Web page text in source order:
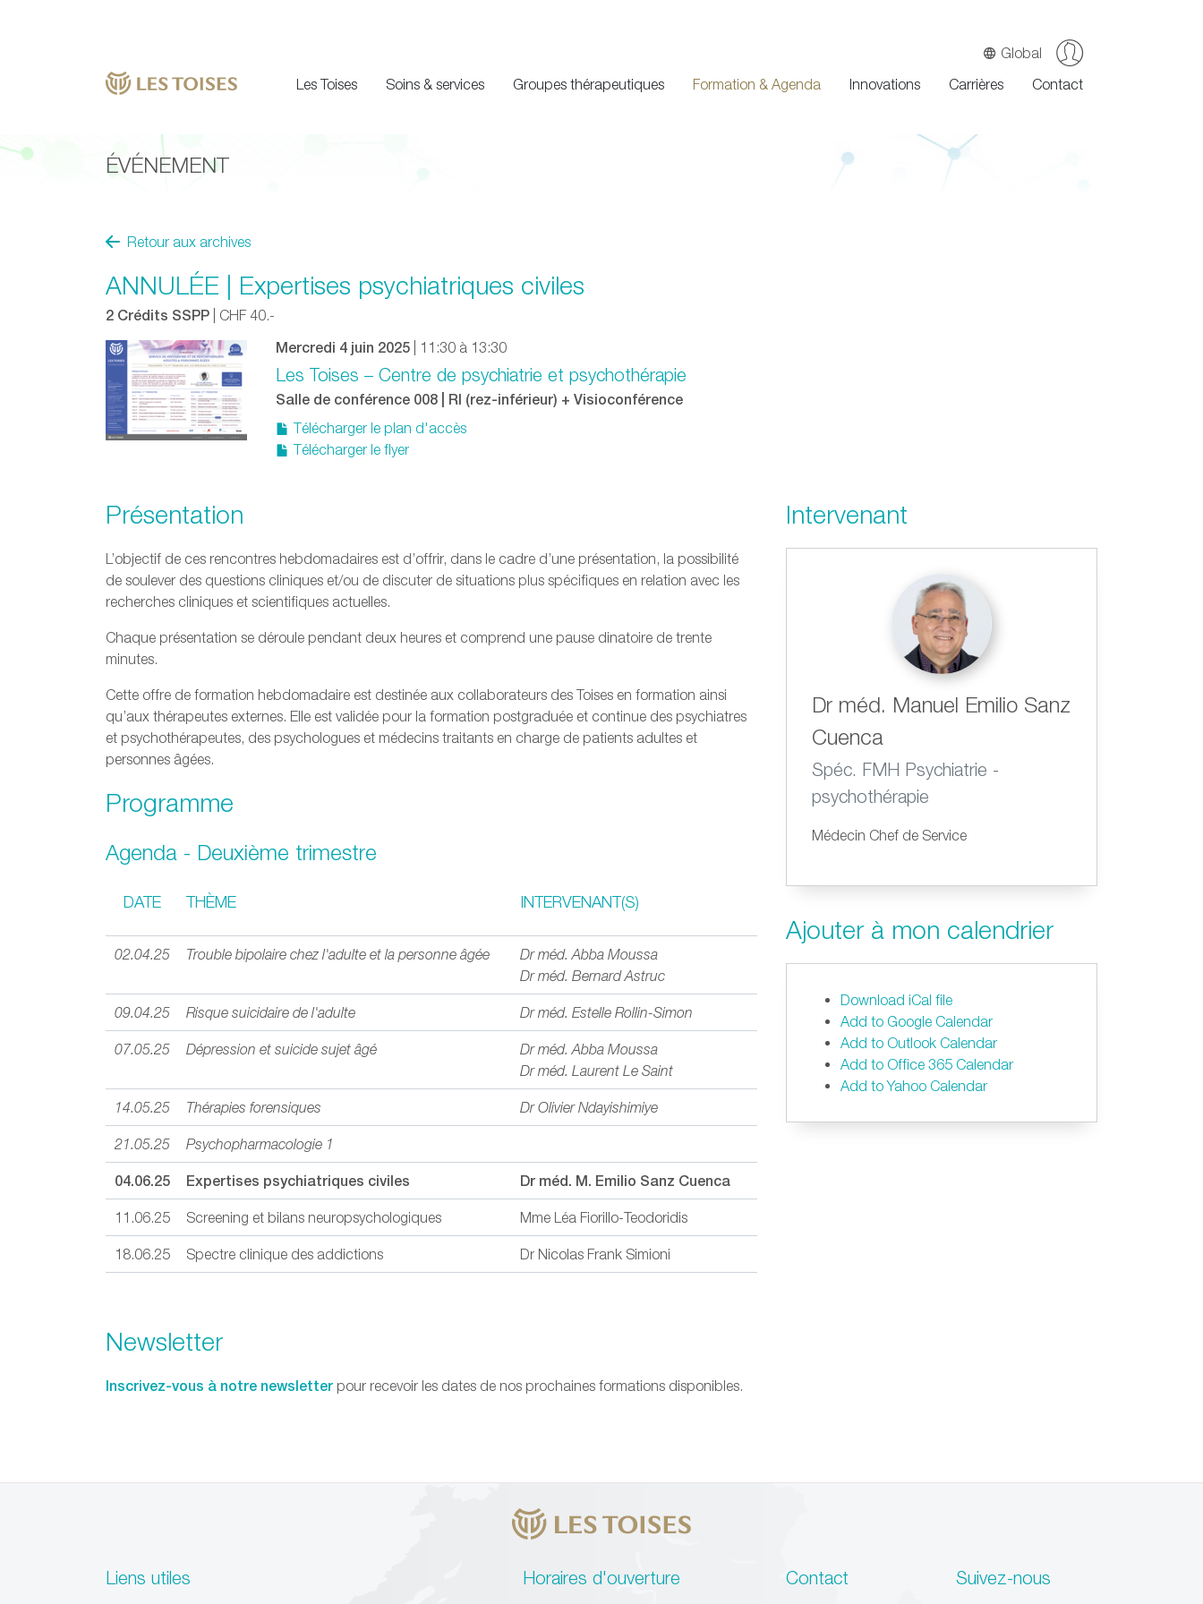
Les Toises Soins & services Groupes thérapeutiques Formation & Agenda Innovations Carrières Contact
Global
ÉVÉNEMENT
Retour aux archives
ANNULÉE | Expertises psychiatriques civiles
2 Crédits SSPP | CHF 40.-
Mercredi 4 juin 2025 | 11:30 à 13:30
Les Toises – Centre de psychiatrie et psychothérapie
Salle de conférence 008 | RI (rez-inférieur) + Visioconférence
Télécharger le plan d'accès
Télécharger le flyer
Présentation
L’objectif de ces rencontres hebdomadaires est d’offrir, dans le cadre d’une présentation, la possibilité
de soulever des questions cliniques et/ou de discuter de situations plus spécifiques en relation avec les
recherches cliniques et scientifiques actuelles.
Chaque présentation se déroule pendant deux heures et comprend une pause dinatoire de trente
minutes.
Cette offre de formation hebdomadaire est destinée aux collaborateurs des Toises en formation ainsi
qu’aux thérapeutes externes. Elle est validée pour la formation postgraduée et continue des psychiatres
et psychothérapeutes, des psychologues et médecins traitants en charge de patients adultes et
personnes âgées.
Programme
Agenda - Deuxième trimestre
DATE THÈME INTERVENANT(S)
02.04.25 Trouble bipolaire chez l'adulte et la personne âgée
Dr méd. Abba Moussa
Dr méd. Bernard Astruc
09.04.25 Risque suicidaire de l'adulte Dr méd. Estelle Rollin-Simon
07.05.25 Dépression et suicide sujet âgé
Dr méd. Abba Moussa
Dr méd. Laurent Le Saint
14.05.25 Thérapies forensiques Dr Olivier Ndayishimiye
21.05.25 Psychopharmacologie 1
04.06.25 Expertises psychiatriques civiles Dr méd. M. Emilio Sanz Cuenca
11.06.25 Screening et bilans neuropsychologiques Mme Léa Fiorillo-Teodoridis
18.06.25 Spectre clinique des addictions Dr Nicolas Frank Simioni
Newsletter
Inscrivez-vous à notre newsletter pour recevoir les dates de nos prochaines formations disponibles.
Intervenant
Dr méd. Manuel Emilio Sanz
Cuenca
Spéc. FMH Psychiatrie -
psychothérapie
Médecin Chef de Service
Ajouter à mon calendrier
Download iCal file
Add to Google Calendar
Add to Outlook Calendar
Add to Office 365 Calendar
Add to Yahoo Calendar
Liens utiles Horaires d'ouverture Contact Suivez-nous